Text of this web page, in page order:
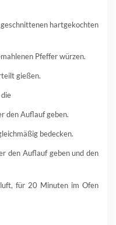
geschnittenen hartgekochten
Pfeffer würzen.
gießen.
den Auflauf geben.
bedecken.
den Auflauf geben und den
für 20 Minuten im Ofen